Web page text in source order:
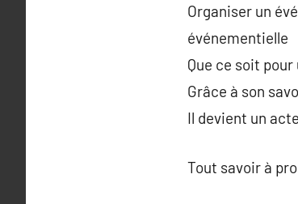
Organiser un
événementielle
Que ce soit
Grâce à son
Il devient un
Tout savoir à